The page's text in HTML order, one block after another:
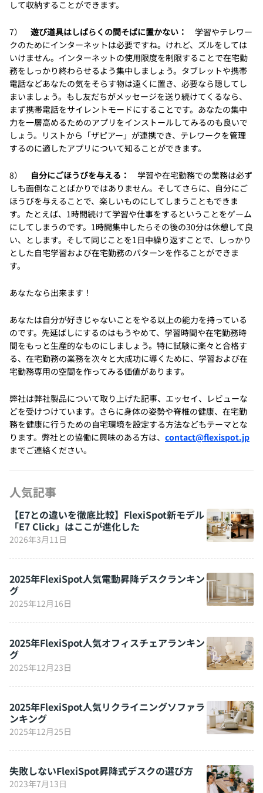
して収納することができます。
7） 遊び道具はしばらくの間そばに置かない：
学習やテレワー
クのためにインターネットは必要ですね。けれど、ズルをしては
いけません。インターネットの使用限度を制限することで在宅勤
務をしっかり終わらせるよう集中しましょう。タブレットや携帯
電話などあなたの気をそらす物は遠くに置き、必要なら隠してし
まいましょう。もし友だちがメッセージを送り続けてくるなら、
まず携帯電話をサイレントモードにすることです。あなたの集中
力を一層高めるためのアプリをインストールしてみるのも良いで
しょう。リストから「ザピアー」が連携でき、テレワークを管理
するのに適したアプリについて知ることができます。
8） 自分にごほうびを与える：
学習や在宅勤務での業務は必ず
しも面倒なことばかりではありません。そしてさらに、自分にご
ほうびを与えることで、楽しいものにしてしまうこともできま
す。たとえば、1時間続けて学習や仕事をするということをゲーム
にしてしまうのです。1時間集中したらその後の30分は休憩して良
い、とします。そして同じことを1日中繰り返すことで、しっかり
とした自宅学習および在宅勤務のパターンを作ることができま
す。
あなたなら出来ます！
あなたは自分が好きじゃないことをやる以上の能力を持っている
のです。先延ばしにするのはもうやめて、学習時間や在宅勤務時
間をもっと生産的なものにしましょう。特に試験に楽々と合格す
る、在宅勤務の業務を次々と大成功に導くために、学習および在
宅勤務専用の空間を作ってみる価値があります。
弊社は弊社製品について取り上げた記事、エッセイ、レビューな
どを受けつけています。さらに身体の姿勢や脊椎の健康、在宅勤
務を健康に行うための自宅環境を設定する方法などもテーマとな
ります。弊社との協働に興味のある方は、 contact@flexispot.jp
までご連絡ください。
人気記事
【E7との違いを徹底比較】FlexiSpot新モデル
「E7 Click」はここが進化した
2026年3月11日
2025年FlexiSpot人気電動昇降デスクランキン
グ
2025年12月16日
2025年FlexiSpot人気オフィスチェアランキン
グ
2025年12月23日
2025年FlexiSpot人気リクライニングソファラ
ンキング
2025年12月25日
失敗しないFlexiSpot昇降式デスクの選び方
2023年7月13日